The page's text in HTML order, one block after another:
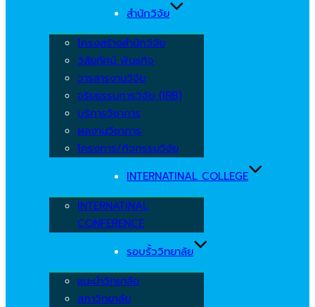
สำนักวิจัย
โครงสร้างสำนักวิจัย
วิสัยทัศน์ พันธกิจ
วารสารงานวิจัย
จริยธรรมการวิจัย (IRB)
บริการวิชาการ
ผลงานวิชาการ
โครงการ/กิจกรรมวิจัย
INTERNATINAL COLLEGE
INTERNATINAL
CONFERENCE
รอบรั้ววิทยาลัย
แนะนำวิทยาลัย
สภาวิทยาลัย